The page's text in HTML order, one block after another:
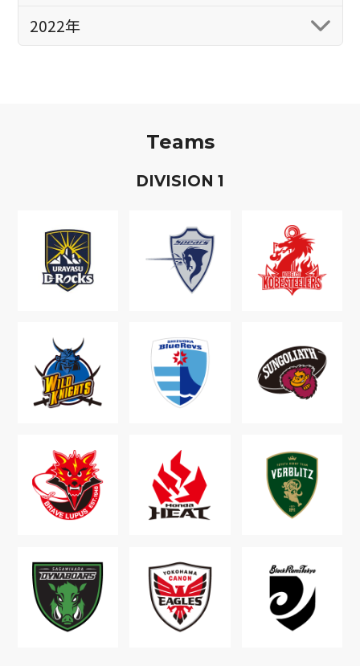
2022年
Teams
DIVISION 1